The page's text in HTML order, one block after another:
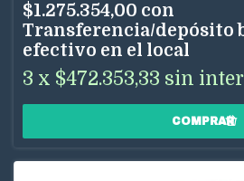
$1.275.354,00 con
Transferencia/depósito
efectivo en el local
3 x $472.353,33 sin